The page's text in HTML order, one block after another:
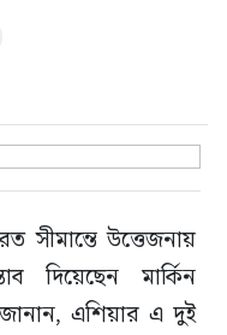
সীমান্তে উত্তেজনায়
দিয়েছেন মার্কিন
জানান, এশিয়ার এ দুই